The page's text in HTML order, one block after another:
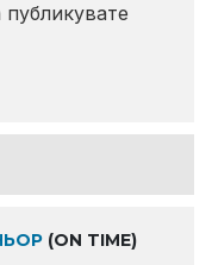
публикувате
(ON TIME)